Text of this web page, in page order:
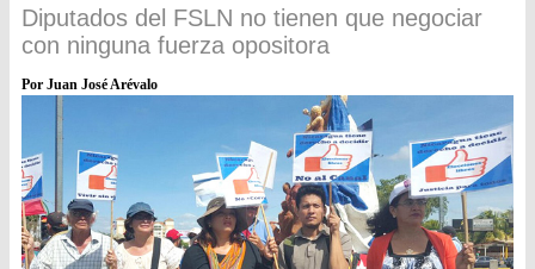
Diputados del FSLN no tienen que negociar
con ninguna fuerza opositora
Por Juan José Arévalo